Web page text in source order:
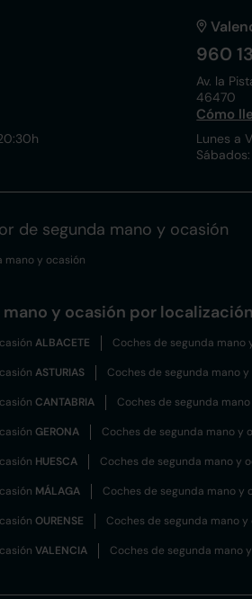
960
Av. la
46470
Cómo
Lunes a
de segunda mano y ocasión
mano y ocasión
mano y ocasión por localización
ALBACETE Coches de segunda mano
ASTURIAS Coches de segunda mano y
CANTABRIA Coches de segunda
GERONA Coches de segunda mano y
HUESCA Coches de segunda mano y
MÁLAGA Coches de segunda mano y
OURENSE Coches de segunda mano y
VALENCIA Coches de segunda mano